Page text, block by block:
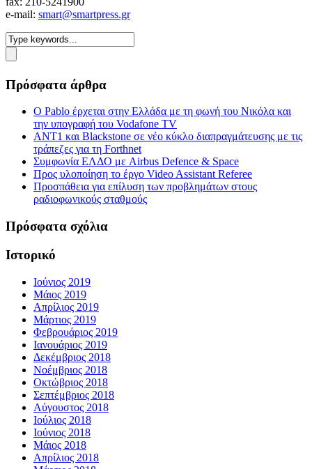
e-mail: smart@smartpress.gr
Πρόσφατα άρθρα
Ο Pablo έρχεται στην Ελλάδα με τη φωνή του Νικόλα και
την υπογραφή του Vodafone TV
ΑΝΤ1 και Blackstone σε νέο κύκλο διαπραγμάτευσης με τις
τράπεζες για τη Forthnet
Συμφωνία ΕΛΔΟ με Airbus Defence & Space
Προς υλοποίηση το έργο Video Assistant Referee
Προσπάθεια για επίλυση των προβλημάτων στους
ραδιοφωνικούς σταθμούς
Πρόσφατα σχόλια
Ιστορικό
Ιούνιος 2019
Μάιος 2019
Απρίλιος 2019
Μάρτιος 2019
Φεβρουάριος 2019
Ιανουάριος 2019
Δεκέμβριος 2018
Νοέμβριος 2018
Οκτώβριος 2018
Σεπτέμβριος 2018
Αύγουστος 2018
Ιούλιος 2018
Ιούνιος 2018
Μάιος 2018
Απρίλιος 2018